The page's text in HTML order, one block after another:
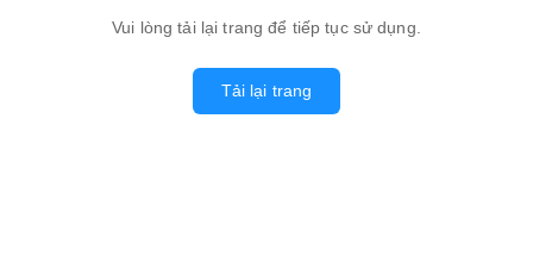
Vui lòng tải lại trang để tiếp tục sử dụng.
Tải lại trang